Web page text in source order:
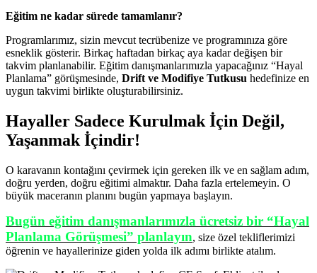
Eğitim ne kadar sürede tamamlanır?
Programlarımız, sizin mevcut tecrübenize ve programınıza göre
esneklik gösterir. Birkaç haftadan birkaç aya kadar değişen bir
takvim planlanabilir. Eğitim danışmanlarımızla yapacağınız “Hayal
Planlama” görüşmesinde, Drift ve Modifiye Tutkusu hedefinize en
uygun takvimi birlikte oluşturabilirsiniz.
Hayaller Sadece Kurulmak İçin Değil,
Yaşanmak İçindir!
O karavanın kontağını çevirmek için gereken ilk ve en sağlam adım,
doğru yerden, doğru eğitimi almaktır. Daha fazla ertelemeyin. O
büyük maceranın planını bugün yapmaya başlayın.
Bugün eğitim danışmanlarımızla ücretsiz bir “Hayal
Planlama Görüşmesi” planlayın, size özel tekliflerimizi
öğrenin ve hayallerinize giden yolda ilk adımı birlikte atalım.